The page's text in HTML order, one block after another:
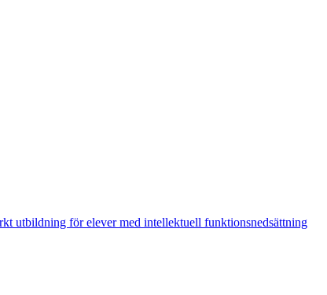
utbildning för elever med intellektuell funktionsnedsättning